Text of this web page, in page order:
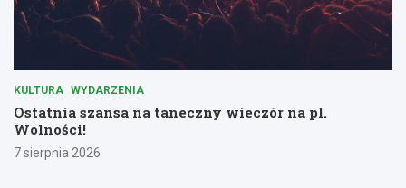
KULTURA WYDARZENIA
Ostatnia szansa na taneczny wieczór na pl.
Wolności!
7 sierpnia 2026